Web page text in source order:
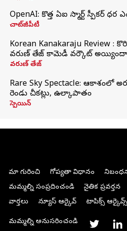
OpenAI: కొత్త ఏఐ స్మార్ట్ స్పీకర్ ధర
చాట్‌జీపీటీ
Korean Kanakaraju Review :
వరుణ్ తేజ్ కామెడీ వర్కౌట్
వరుణ్ తేజ్
Rare Sky Spectacle: ఆకాశంలో
రెండు చీకట్లు, ఉల్కాపాతం
స్పెయిన్
మా గురించి గోప్యతా విధానం
మమ్మల్ని సంప్రదించండి
నైతిక ప్రవర్తన
వార్తలు
న్యూస్ ఆర్కైవ్ టాపిక్స్ ఆర్కైవ్స్
మమ్మల్ని అనుసరించండి